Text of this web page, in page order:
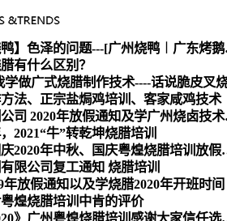
关于【广
有什么区别？
学做广式烧腊制作技术----话说脆皮叉
法、正宗盐焗鸡培训、客家咸鸡技术
广州粤煌
2021“牛”转乾坤烧腊培训
月满中秋，喜迎
限公司复工通知 烧腊培训
年放假通知以及学烧腊2020年开班时间
煌烧腊培训中肯的评价